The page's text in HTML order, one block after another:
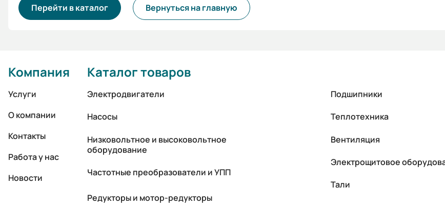
Перейти в каталог Вернуться на главную
Компания
Услуги
О компании
Контакты
Работа у нас
Новости
Каталог товаров
Электродвигатели
Насосы
Низковольтное и высоковольтное
оборудование
Частотные преобразователи и УПП
Редукторы и мотор-редукторы
Подшипники
Теплотехника
Вентиляция
Электрощитовое
Тали